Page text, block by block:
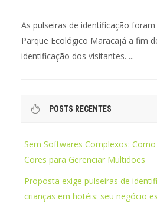
As pulseiras de identificação
Parque Ecológico Maracajá a fim
identificação dos visitantes. ...
POSTS RECENTES
Sem Softwares Complexos:
Cores para Gerenciar Multidões
Proposta exige pulseiras de
crianças em hotéis: seu negócio